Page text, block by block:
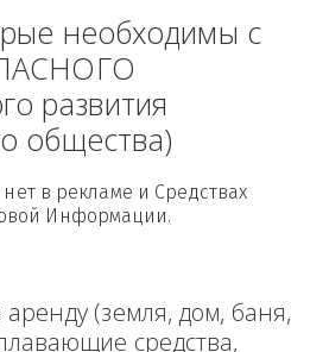
необходимы с
развития
общества)
нет в рекламе и Средствах
Информации.
аренду (земля, дом, баня,
средства,